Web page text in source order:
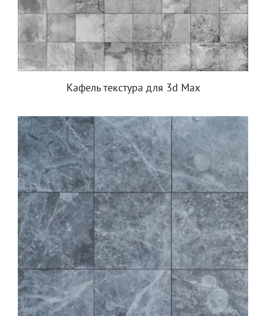
Кафель текстура для 3d Max